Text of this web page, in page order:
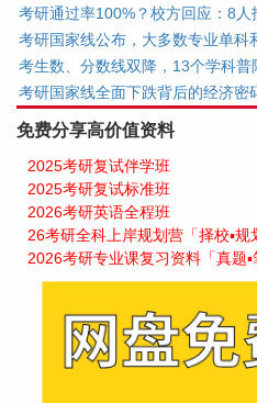
考研通过率100%？校方回应：8人
考研国家线公布，大多数专业单科
考生数、分数线双降，13个学科普
考研国家线全面下跌背后的经济密
免费分享高价值资料
2025考研复试伴学班
2025考研复试标准班
2026考研英语全程班
26考研全科上岸规划营「择校▪规
2026考研专业课复习资料「真题▪